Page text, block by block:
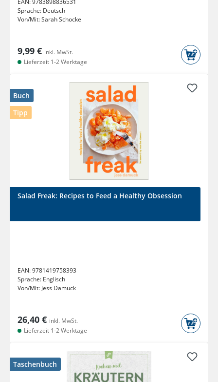
EAN:9783898836531
Sprache: Deutsch
Von/Mit:Sarah Schocke
9,99 € inkl. MwSt.
Lieferzeit 1-2 Werktage
Buch
Tipp
Salad Freak: Recipes to Feed a Healthy Obsession
EAN:9781419758393
Sprache: Englisch
Von/Mit: Jess Damuck
26,40 € inkl. MwSt.
Lieferzeit 1-2 Werktage
Taschenbuch